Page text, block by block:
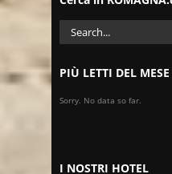
PIÙ LETTI DEL MESE
Sorry. No data so far.
I NOSTRI HOTEL